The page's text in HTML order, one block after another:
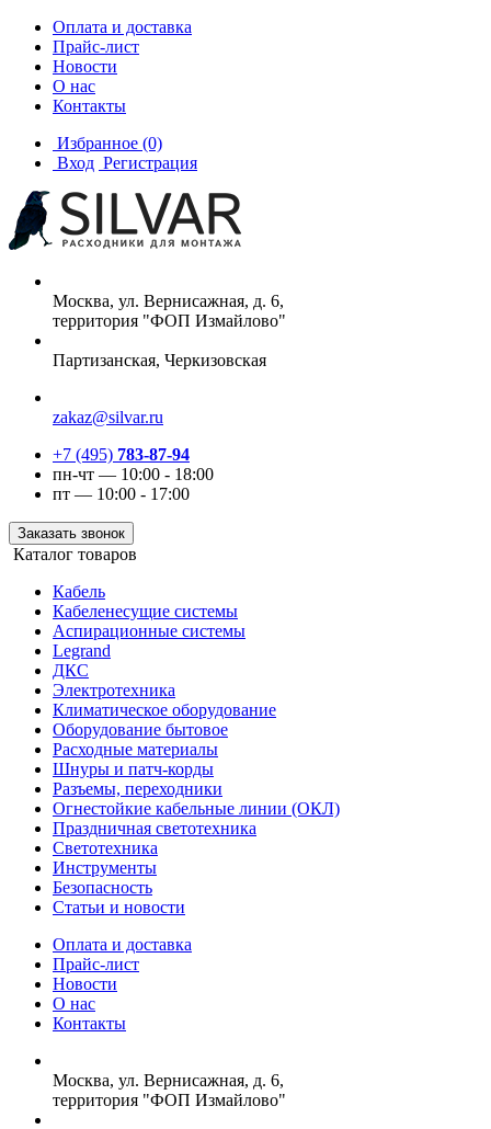
Оплата и доставка
Прайс-лист
Новости
О нас
Контакты
Избранное (0)
Вход Регистрация
Москва, ул. Вернисажная, д. 6,
территория "ФОП Измайлово"
Партизанская, Черкизовская
zakaz@silvar.ru
+7 (495) 783-87-94
пн-чт — 10:00 - 18:00
пт — 10:00 - 17:00
Заказать звонок
Каталог товаров
Кабель
Кабеленесущие системы
Аспирационные системы
Legrand
ДКС
Электротехника
Климатическое оборудование
Оборудование бытовое
Расходные материалы
Шнуры и патч-корды
Разъемы, переходники
Огнестойкие кабельные линии (ОКЛ)
Праздничная светотехника
Светотехника
Инструменты
Безопасность
Статьи и новости
Оплата и доставка
Прайс-лист
Новости
О нас
Контакты
Москва, ул. Вернисажная, д. 6,
территория "ФОП Измайлово"